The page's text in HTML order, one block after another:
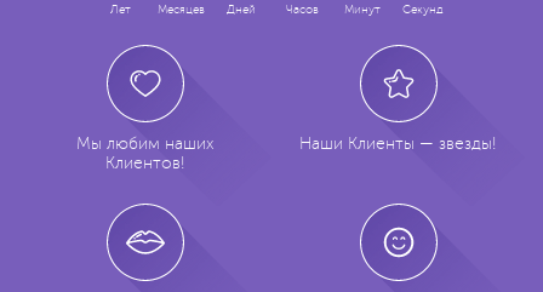
Лет Месяцев Дней Часов Минут Секунд
Мы любим наших
Клиентов!
Наши Клиенты — звезды!